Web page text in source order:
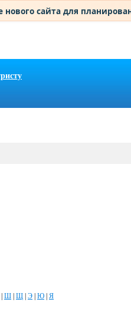
нового сайта для
Ш Щ Э Ю Я